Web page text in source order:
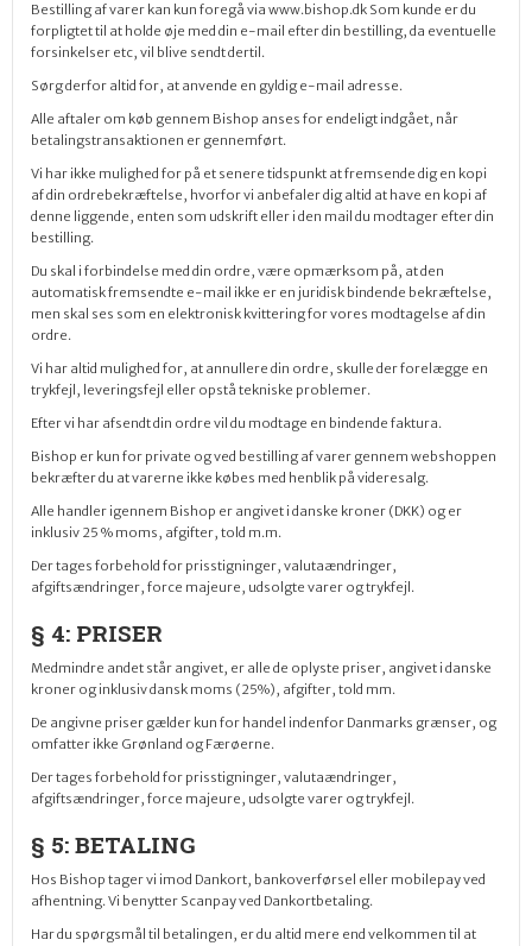
Bestilling af varer kan kun foregå via www.bishop.dk Som kunde er du
forpligtet til at holde øje med din e-mail efter din bestilling, da eventuelle
forsinkelser etc, vil blive sendt dertil.
Sørg derfor altid for, at anvende en gyldig e-mail adresse.
Alle aftaler om køb gennem Bishop anses for endeligt indgået, når
betalingstransaktionen er gennemført.
Vi har ikke mulighed for på et senere tidspunkt at fremsende dig en kopi
af din ordrebekræftelse, hvorfor vi anbefaler dig altid at have en kopi af
denne liggende, enten som udskrift eller i den mail du modtager efter din
bestilling.
Du skal i forbindelse med din ordre, være opmærksom på, at den
automatisk fremsendte e-mail ikke er en juridisk bindende bekræftelse,
men skal ses som en elektronisk kvittering for vores modtagelse af din
ordre.
Vi har altid mulighed for, at annullere din ordre, skulle der forelægge en
trykfejl, leveringsfejl eller opstå tekniske problemer.
Efter vi har afsendt din ordre vil du modtage en bindende faktura.
Bishop er kun for private og ved bestilling af varer gennem webshoppen
bekræfter du at varerne ikke købes med henblik på videresalg.
Alle handler igennem Bishop er angivet i danske kroner (DKK) og er
inklusiv 25 % moms, afgifter, told m.m.
Der tages forbehold for prisstigninger, valutaændringer,
afgiftsændringer, force majeure, udsolgte varer og trykfejl.
§ 4: PRISER
Medmindre andet står angivet, er alle de oplyste priser, angivet i danske
kroner og inklusiv dansk moms (25%), afgifter, told mm.
De angivne priser gælder kun for handel indenfor Danmarks grænser, og
omfatter ikke Grønland og Færøerne.
Der tages forbehold for prisstigninger, valutaændringer,
afgiftsændringer, force majeure, udsolgte varer og trykfejl.
§ 5: BETALING
Hos Bishop tager vi imod Dankort, bankoverførsel eller mobilepay ved
afhentning. Vi benytter Scanpay ved Dankortbetaling.
Har du spørgsmål til betalingen, er du altid mere end velkommen til at